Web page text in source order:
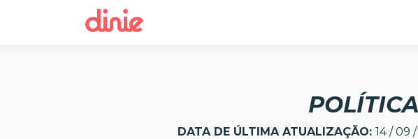
DATA DE ÚLTIMA ATUALIZAÇÃO: 14 / 09